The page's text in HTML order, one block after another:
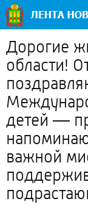
Дорогие
области!
детей —
важной